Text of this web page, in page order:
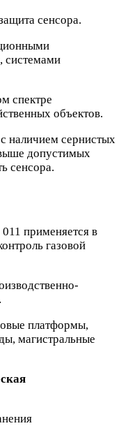
сенсора.
системами
спектре
объектов.
наличием сернистых
допустимых
сенсора.
применяется в
газовой
платформы,
магистральные